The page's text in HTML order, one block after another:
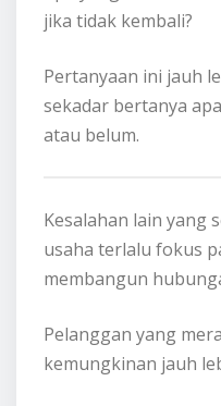
jika tidak kembali?
Pertanyaan ini jauh
sekadar bertanya
atau belum.
Kesalahan lain yang
usaha terlalu fokus
membangun
Pelanggan yang
kemungkinan jauh